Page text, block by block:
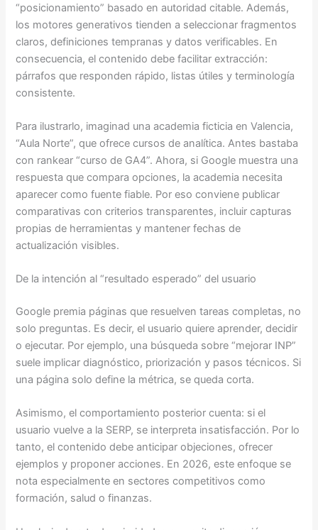
“posicionamiento” basado en autoridad citable. Además,
los motores generativos tienden a seleccionar fragmentos
claros, definiciones tempranas y datos verificables. En
consecuencia, el contenido debe facilitar extracción:
párrafos que responden rápido, listas útiles y terminología
consistente.
Para ilustrarlo, imaginad una academia ficticia en Valencia,
“Aula Norte”, que ofrece cursos de analítica. Antes bastaba
con rankear “curso de GA4”. Ahora, si Google muestra una
respuesta que compara opciones, la academia necesita
aparecer como fuente fiable. Por eso conviene publicar
comparativas con criterios transparentes, incluir capturas
propias de herramientas y mantener fechas de
actualización visibles.
De la intención al “resultado esperado” del usuario
Google premia páginas que resuelven tareas completas, no
solo preguntas. Es decir, el usuario quiere aprender, decidir
o ejecutar. Por ejemplo, una búsqueda sobre “mejorar INP”
suele implicar diagnóstico, priorización y pasos técnicos. Si
una página solo define la métrica, se queda corta.
Asimismo, el comportamiento posterior cuenta: si el
usuario vuelve a la SERP, se interpreta insatisfacción. Por lo
tanto, el contenido debe anticipar objeciones, ofrecer
ejemplos y proponer acciones. En 2026, este enfoque se
nota especialmente en sectores competitivos como
formación, salud o finanzas.